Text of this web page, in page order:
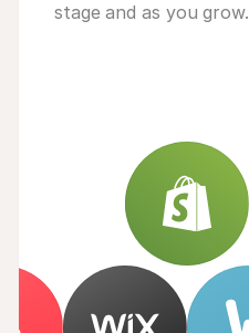
stage and as you grow.